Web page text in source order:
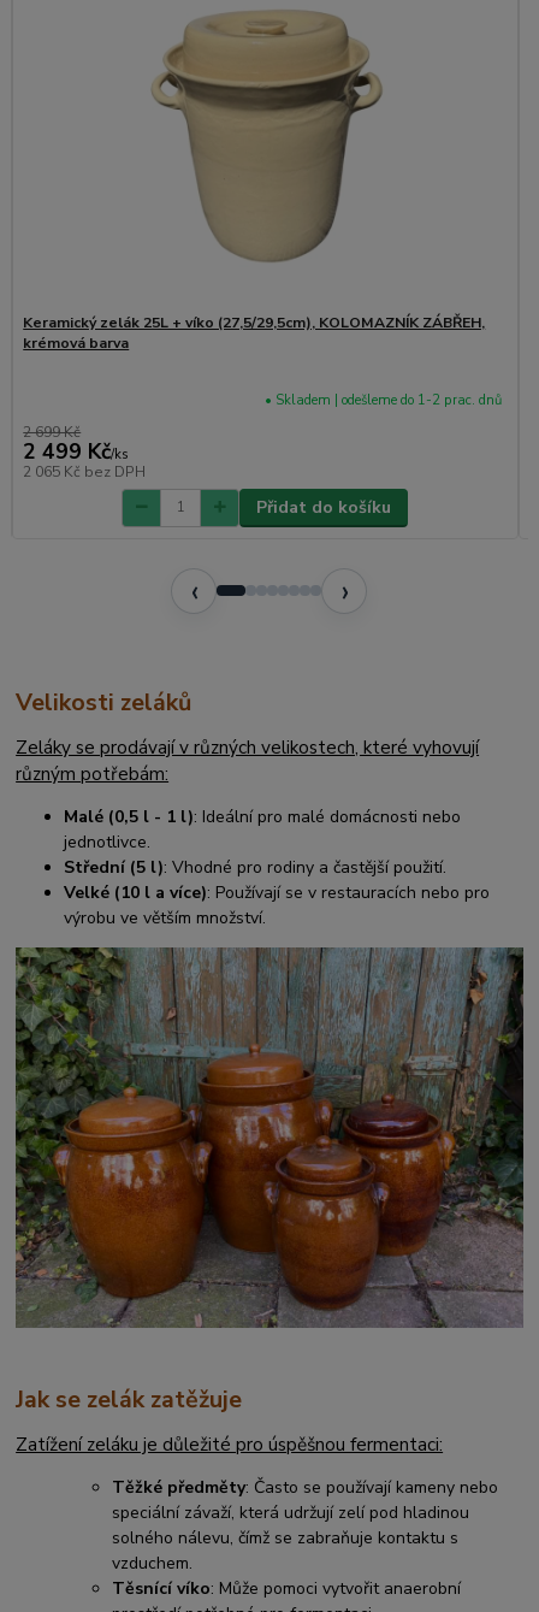
Keramický zelák 25L + víko (27,5/29,5cm), KOLOMAZNÍK ZÁBŘEH,
krémová barva
2 699 Kč
2 499 Kč/ks
2 065 Kč bez DPH
• Skladem | odešleme do 1-2 prac. dnů
Přidat do košíku
‹ ›
Velikosti zeláků
Zeláky se prodávají v různých velikostech, které vyhovují
různým potřebám:
Malé (0,5 l - 1 l): Ideální pro malé domácnosti nebo
jednotlivce.
Střední (5 l): Vhodné pro rodiny a častější použití.
Velké (10 l a více): Používají se v restauracích nebo pro
výrobu ve větším množství.
Jak se zelák zatěžuje
Zatížení zeláku je důležité pro úspěšnou fermentaci:
Těžké předměty: Často se používají kameny nebo
speciální závaží, která udržují zelí pod hladinou
solného nálevu, čímž se zabraňuje kontaktu s
vzduchem.
Těsnící víko: Může pomoci vytvořit anaerobní